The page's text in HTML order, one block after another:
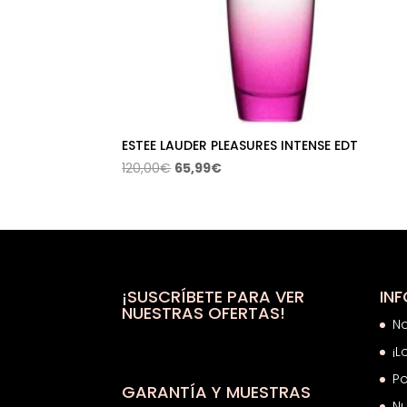
ESTEE LAUDER PLEASURES INTENSE EDT
120,00€ El
era:
65,99€El
es:
¡SUSCRÍBETE PARA VER
NUESTRAS OFERTAS!
GARANTÍA Y MUESTRAS